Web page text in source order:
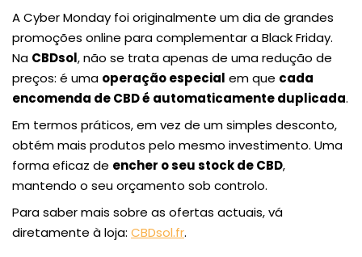
A Cyber Monday foi originalmente um dia de grandes
promoções online para complementar a Black Friday.
Na CBDsol, não se trata apenas de uma redução de
preços: é uma operação especial em que cada
encomenda de CBD é automaticamente duplicada.
Em termos práticos, em vez de um simples desconto,
obtém mais produtos pelo mesmo investimento. Uma
forma eficaz de encher o seu stock de CBD,
mantendo o seu orçamento sob controlo.
Para saber mais sobre as ofertas actuais, vá
diretamente à loja: CBDsol.fr.